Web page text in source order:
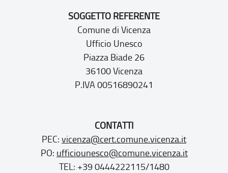
SOGGETTO REFERENTE
Comune di Vicenza
Ufficio Unesco
Piazza Biade 26
36100 Vicenza
P.IVA 00516890241
CONTATTI
PEC: vicenza@cert.comune.vicenza.it
PO: ufficiounesco@comune.vicenza.it
TEL: +39 0444222115/1480